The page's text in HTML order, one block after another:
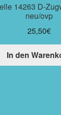
14263 D-
neu/ovp
25,50€
In den